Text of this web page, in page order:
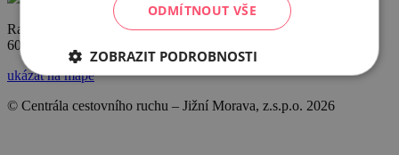
Radnická 2
60200 Brno
ukázat na mapě
© Centrála cestovního ruchu – Jižní Morava, z.s.p.o. 2026
ODMÍTNOUT VŠE
ZOBRAZIT PODROBNOSTI